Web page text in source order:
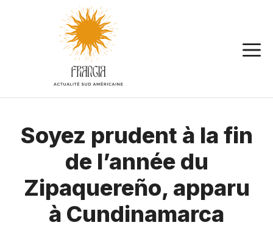
Soyez prudent à la fin
de l’année du
Zipaquereño, apparu
à Cundinamarca